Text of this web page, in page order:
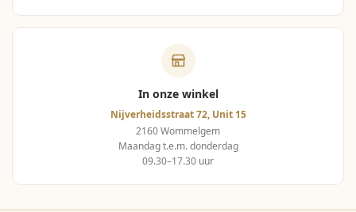
In onze winkel
Nijverheidsstraat 72, Unit 15
2160 Wommelgem
Maandag t.e.m. donderdag
09.30–17.30 uur